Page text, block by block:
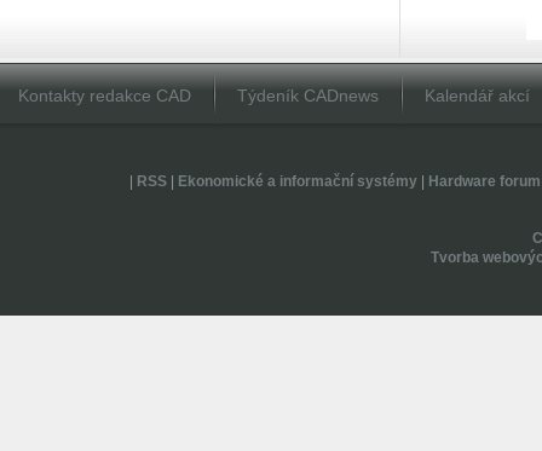
Kontakty redakce CAD Týdeník CADnews Kalendář akcí
RSS| Ekonomické a informační systémy| Hardware forum
Tvorba